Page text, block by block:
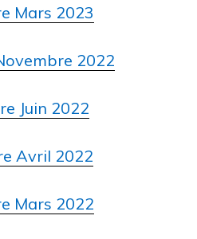
Mars 2023
2022
Juin 2022
Avril 2022
Mars 2022